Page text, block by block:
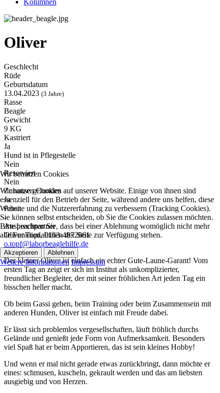
Kolumnen
Oliver
Geschlecht
Rüde
Geburtsdatum
13.04.2023 (3 Jahre)
Rasse
Beagle
Gewicht
9 KG
Kastriert
Ja
Hund ist in Pflegestelle
Nein
Reserviert
Nein
Zuhause gefunden
Ja
Paten
-
Ansprechpartner
Oliver Topf, 0163-4872861
o.topf@laborbeaglehilfe.de
Der kleiner Oliver ist einfach ein echter Gute-Laune-Garant! Vom
ersten Tag an zeigt er sich im Institut als unkomplizierter,
freundlicher Begleiter, der mit seiner fröhlichen Art jeden Tag ein
bisschen heller macht.
Ob beim Gassi gehen, beim Training oder beim Zusammensein mit
anderen Hunden, Oliver ist einfach mit Freude dabei.
Er lässt sich problemlos vergesellschaften, läuft fröhlich durchs
Gelände und genießt jede Form von Aufmerksamkeit. Besonders
viel Spaß hat er beim Apportieren, das ist sein kleines Hobby!
Und wenn er mal nicht gerade etwas zurückbringt, dann möchte er
eines: schmusen, kuscheln, gekrault werden und das am liebsten
ausgiebig und von Herzen.
Wir benutzen Cookies
Wir nutzen Cookies auf unserer Website. Einige von ihnen sind
essenziell für den Betrieb der Seite, während andere uns helfen, diese
Website und die Nutzererfahrung zu verbessern (Tracking Cookies).
Sie können selbst entscheiden, ob Sie die Cookies zulassen möchten.
Bitte beachten Sie, dass bei einer Ablehnung womöglich nicht mehr
alle Funktionalitäten der Seite zur Verfügung stehen.
Akzeptieren Ablehnen
Weitere Informationen Impressum